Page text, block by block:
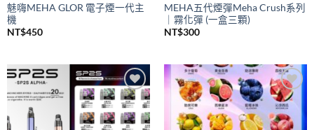
魅嗨MEHA GLOR 電子煙一代主
機
NT$450
MEHA五代煙彈Meha Crush系列
｜霧化彈 (一盒三顆)
NT$300
Add to
wishlist
Add to
wishlist